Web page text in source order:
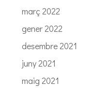
març 2022
gener 2022
desembre 2021
juny 2021
maig 2021